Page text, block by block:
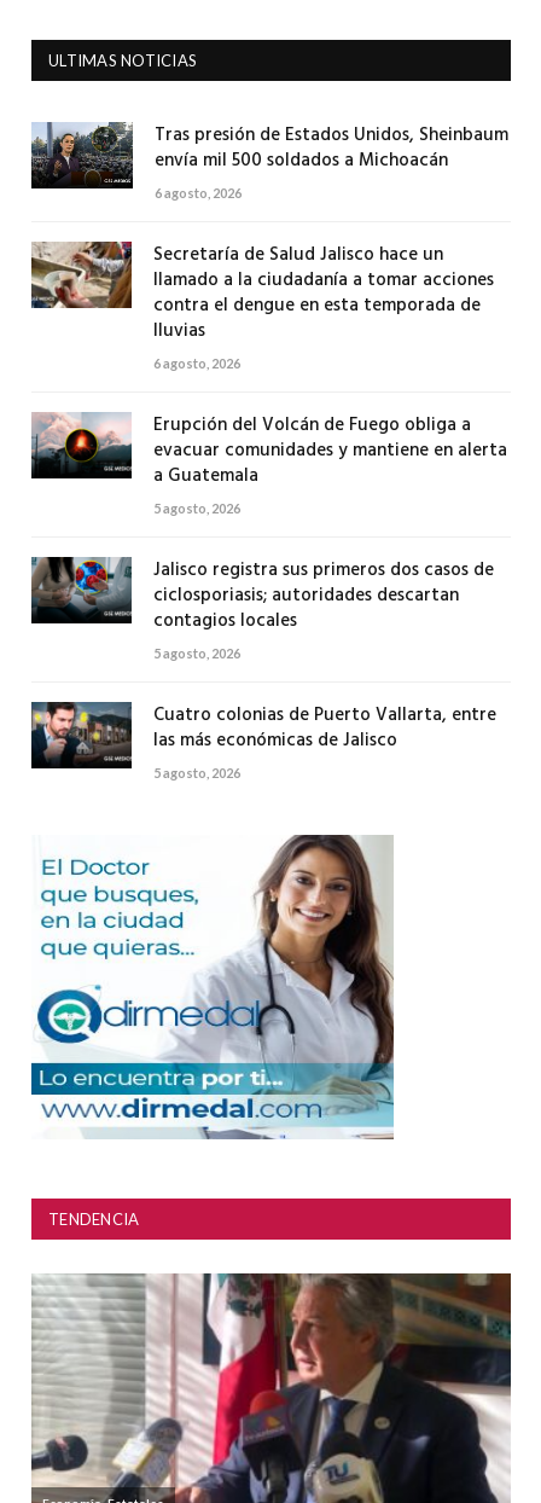
ULTIMAS NOTICIAS
Tras presión de Estados Unidos, Sheinbaum
envía mil 500 soldados a Michoacán
6 agosto, 2026
Secretaría de Salud Jalisco hace un
llamado a la ciudadanía a tomar acciones
contra el dengue en esta temporada de
lluvias
6 agosto, 2026
Erupción del Volcán de Fuego obliga a
evacuar comunidades y mantiene en alerta
a Guatemala
5 agosto, 2026
Jalisco registra sus primeros dos casos de
ciclosporiasis; autoridades descartan
contagios locales
5 agosto, 2026
Cuatro colonias de Puerto Vallarta, entre
las más económicas de Jalisco
5 agosto, 2026
TENDENCIA